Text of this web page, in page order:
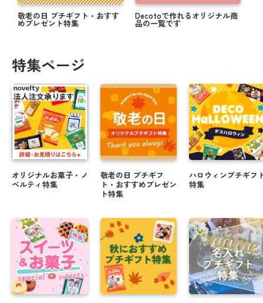
敬老の日 プチギフト・おすす
めプレゼント特集
Decotoで作れるオリジナル商
品の一覧です
特集ページ
オリジナルお菓子・ノ
ベルティ特集
敬老の日 プチギフ
ト・おすすめプレゼン
ト特集
ハロウィンプチギフ
特集